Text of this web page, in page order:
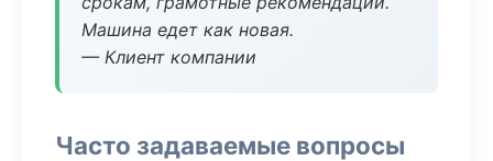
Машина едет как новая.
— Клиент компании
Часто задаваемые вопросы